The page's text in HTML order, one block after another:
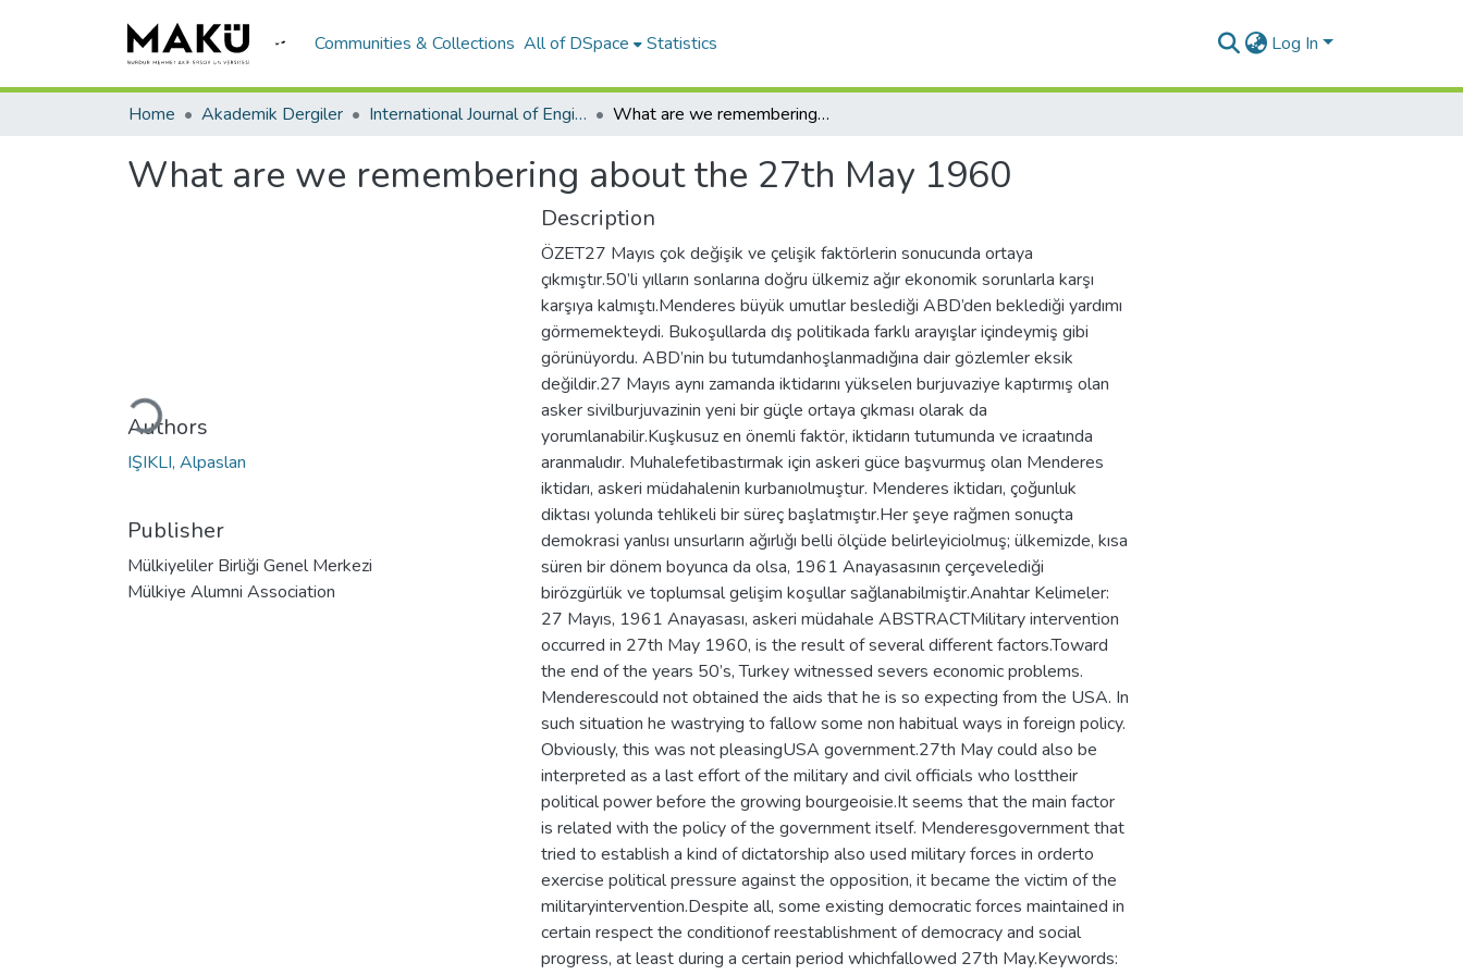
Communities & Collections All of DSpace Statistics Log In
Home Akademik Dergiler International Journal of Engineering Design and Technology What are we remembering about the 27th May 1960
What are we remembering about the 27th May 1960
Loading...
Authors
IŞIKLI, Alpaslan
Publisher
Mülkiyeliler Birliği Genel Merkezi
Mülkiye Alumni Association
Description
ÖZET27 Mayıs çok değişik ve çelişik faktörlerin sonucunda ortaya
çıkmıştır.50’li yılların sonlarına doğru ülkemiz ağır ekonomik sorunlarla karşı
karşıya kalmıştı.Menderes büyük umutlar beslediği ABD’den beklediği yardımı
görmemekteydi. Bukoşullarda dış politikada farklı arayışlar içindeymiş gibi
görünüyordu. ABD’nin bu tutumdanhoşlanmadığına dair gözlemler eksik
değildir.27 Mayıs aynı zamanda iktidarını yükselen burjuvaziye kaptırmış olan
asker sivilburjuvazinin yeni bir güçle ortaya çıkması olarak da
yorumlanabilir.Kuşkusuz en önemli faktör, iktidarın tutumunda ve icraatında
aranmalıdır. Muhalefetibastırmak için askeri güce başvurmuş olan Menderes
iktidarı, askeri müdahalenin kurbanıolmuştur. Menderes iktidarı, çoğunluk
diktası yolunda tehlikeli bir süreç başlatmıştır.Her şeye rağmen sonuçta
demokrasi yanlısı unsurların ağırlığı belli ölçüde belirleyiciolmuş; ülkemizde, kısa
süren bir dönem boyunca da olsa, 1961 Anayasasının çerçevelediği
birözgürlük ve toplumsal gelişim koşullar sağlanabilmiştir.Anahtar Kelimeler:
27 Mayıs, 1961 Anayasası, askeri müdahale ABSTRACTMilitary intervention
occurred in 27th May 1960, is the result of several different factors.Toward
the end of the years 50’s, Turkey witnessed severs economic problems.
Menderescould not obtained the aids that he is so expecting from the USA. In
such situation he wastrying to fallow some non habitual ways in foreign policy.
Obviously, this was not pleasingUSA government.27th May could also be
interpreted as a last effort of the military and civil officials who losttheir
political power before the growing bourgeoisie.It seems that the main factor
is related with the policy of the government itself. Menderesgovernment that
tried to establish a kind of dictatorship also used military forces in orderto
exercise political pressure against the opposition, it became the victim of the
militaryintervention.Despite all, some existing democratic forces maintained in
certain respect the conditionof reestablishment of democracy and social
progress, at least during a certain period whichfallowed 27th May.Keywords: